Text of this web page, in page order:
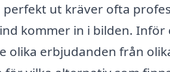
ut kräver ofta
kommer in i bilden.
olika erbjudanden från